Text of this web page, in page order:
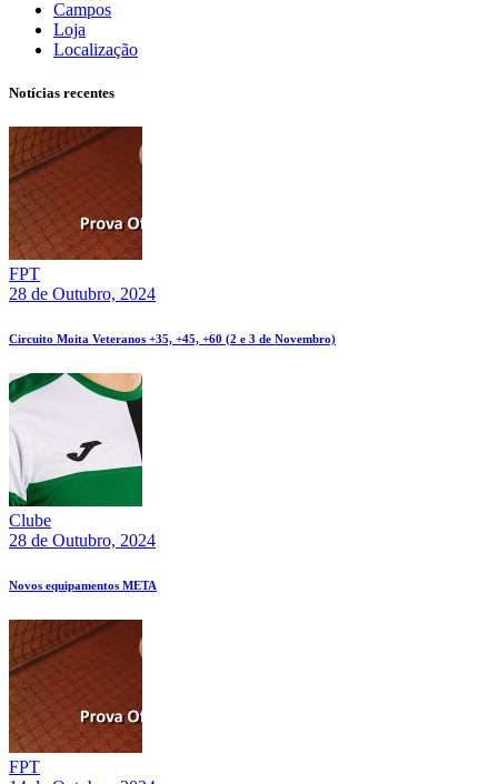
Campos
Loja
Localização
Notícias recentes
FPT
28 de Outubro, 2024
Circuito Moita Veteranos +35, +45, +60 (2 e 3 de Novembro)
Clube
28 de Outubro, 2024
Novos equipamentos META
FPT